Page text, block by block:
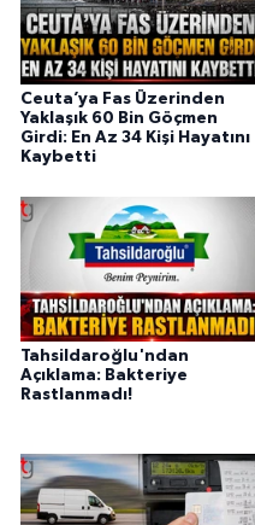
Ceuta’ya Fas Üzerinden
Yaklaşık 60 Bin Göçmen
Girdi: En Az 34 Kişi Hayatını
Kaybetti
Tahsildaroğlu'ndan
Açıklama: Bakteriye
Rastlanmadı!